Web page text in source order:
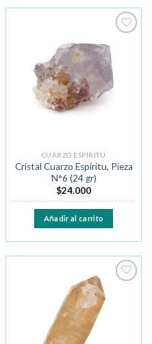
lista de
deseos
CUARZO ESPÍRITU
Cristal Cuarzo Espíritu, Pieza
N°6 (24 gr)
$24.000
Añadir al carrito